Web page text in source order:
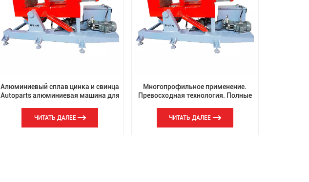
th
Алюминиевый сплав цинка и свинца
Autoparts алюминиевая машина для
ЧИТАТЬ ДАЛЕЕ
Многопрофильное применение.
Превосходная технология. Полные
гравитационного литья.
ЧИТАТЬ ДАЛЕЕ